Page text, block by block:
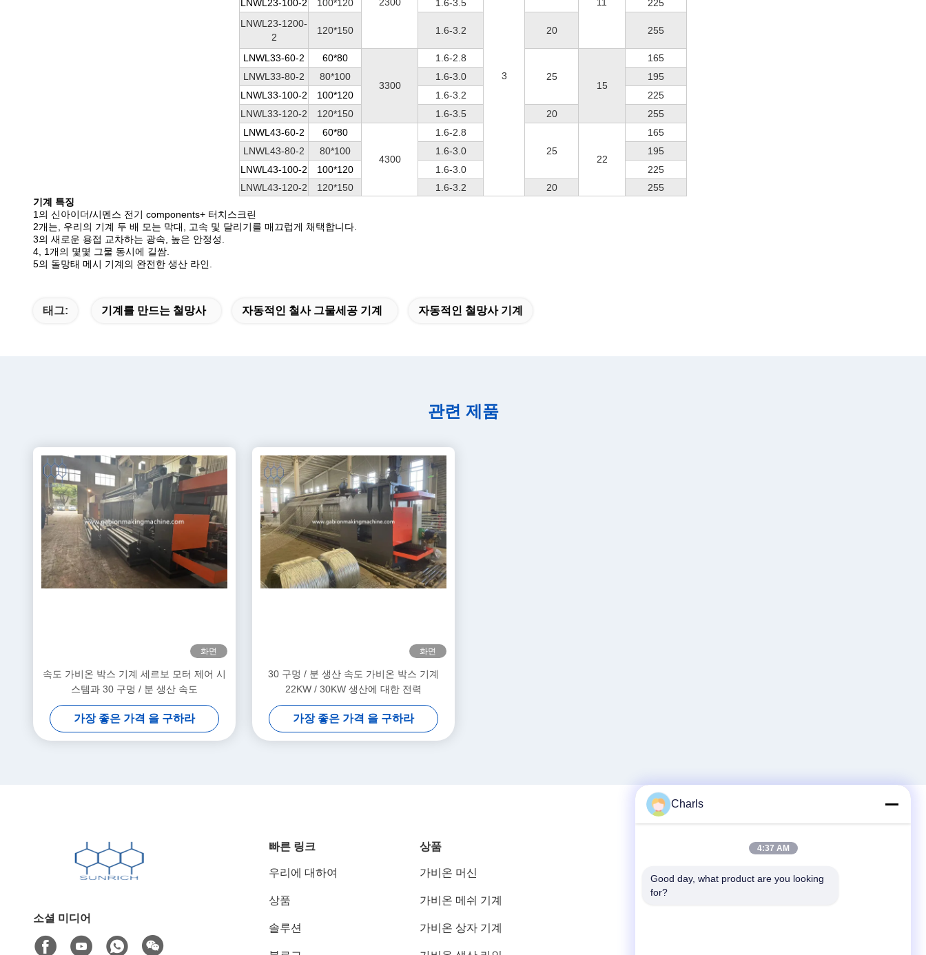
3
LNWL23-100-2
100*120 1.6-3.5
225
LNWL23-1200-
2
120*150 1.6-3.2 20 255
LNWL33-60-2 60*80
3300
1.6-2.8
25
15
165
LNWL33-80-2
80*100 1.6-3.0
195
LNWL33-100-2
100*120 1.6-3.2
225
LNWL33-120-2
120*150 1.6-3.5 20
255
LNWL43-60-2
60*80
4300
1.6-2.8
25
22
165
LNWL43-80-2
80*100 1.6-3.0
195
LNWL43-100-2
100*120 1.6-3.0
225
LNWL43-120-2
120*150 1.6-3.2 20
255
기계 특징
1의 신아이더/시멘스 전기 components+ 터치스크린
2개는, 우리의 기계 두 배 모는 막대, 고속 및 달리기를 매끄럽게 채택합니다.
3의 새로운 용접 교차하는 광속, 높은 안정성.
4, 1개의 몇몇 그물 동시에 길쌈.
5의 돌망태 메시 기계의 완전한 생산 라인.
태그: 기계를 만드는 철망사 자동적인 철사 그물세공 기계 자동적인 철망사 기계
관련 제품
화면
속도 가비온 박스 기계 세르보 모터 제어 시
스템과 30 구멍 / 분 생산 속도
가장 좋은 가격 을 구하라
화면
30 구멍 / 분 생산 속도 가비온 박스 기계
22KW / 30KW 생산에 대한 전력
가장 좋은 가격 을 구하라
소셜 미디어
빠른 링크
우리에 대하여
상품
솔루션
상품
가비온 머신
가비온 메쉬 기계
가비온 상자 기계
전화
Charls
4:37 AM
Good day, what product are you looking
for?